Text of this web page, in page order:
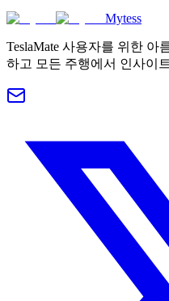
Mytess
TeslaMate 사용자를 위한 아
하고 모든 주행에서 인사이